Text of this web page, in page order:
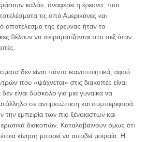
καλά», αναφέρει η έρευνα, που
τις από Αμερικάνες και
αποτέλεσμα της έρευνας ήταν το
θέλουν να πειραματίζονται στο σεξ όταν
δεν είναι πάντα ικανοποιητικά, αφού
που «ψάχνεται» στις διακοπές είναι
είναι δύσκολο για μια γυναίκα να
σε αντιμετώπιση και συμπεριφορά.
την εμπειρία των πιο ξένοιαστων και
διακοπών. Καταλαβαίνουν όμως ότι
κίνηση μπορεί να αποβεί μοιραία. Η